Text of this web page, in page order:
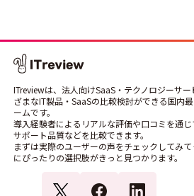
ITreviewは、法人向けSaaS・テクノロジーサ
ざまなIT製品・SaaSの比較検討ができる国内
ームです。
導入経験者によるリアルな評価や口コミを通じ
サポート品質などを比較できます。
まずは実際のユーザーの声をチェックしてみ
にぴったりの選択肢がきっと見つかります。